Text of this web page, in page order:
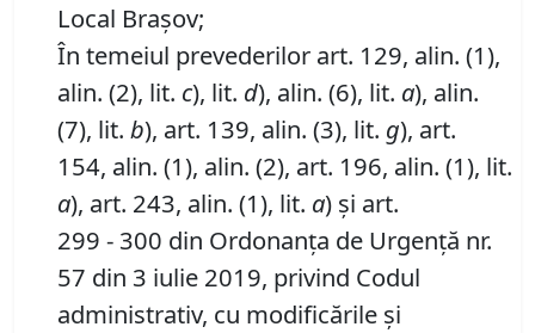
Local Brașov;
În temeiul prevederilor art. 129, alin. (1),
alin. (2), lit. c), lit. d), alin. (6), lit. a), alin.
(7), lit. b), art. 139, alin. (3), lit. g), art.
154, alin. (1), alin. (2), art. 196, alin. (1), lit.
a), art. 243, alin. (1), lit. a) și art.
299 - 300 din Ordonanța de Urgență nr.
57 din 3 iulie 2019, privind Codul
administrativ, cu modificările și